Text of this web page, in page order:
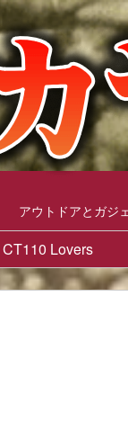
アウトドアとガジ
CT110 Lovers